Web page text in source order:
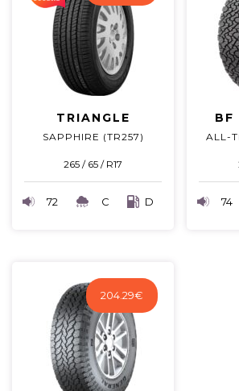
TRIANGLE
SAPPHIRE (TR257)
265 / 65 / R17
72 C D
BF
ALL-
74
204.29€